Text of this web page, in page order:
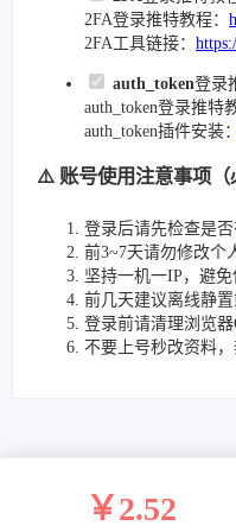
2FA登录推特教程：
2FA工具链接：
auth_token登录
auth_token登录推特
auth_token插件安装：
⚠️ 账号使用注意事项（
登录后请先检查是
前3~7天请勿修改个
坚持一机一IP，避
前几天建议离线静
登录前请清理浏览器
不要上号秒改资料
￥2.52